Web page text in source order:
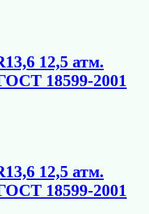
12,5 атм.
18599-2001
12,5 атм.
18599-2001